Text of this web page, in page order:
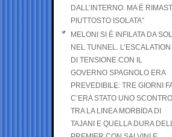
DALL’INTERNO. MA È
PIUTTOSTO ISOLATA”
MELONI SI È INFILATA DA
NEL TUNNEL. L’ESCALATION
DI TENSIONE CON IL
GOVERNO SPAGNOLO ERA
PREVEDIBILE: TRE GIORNI
C’ERA STATO UNO SCONTRO
TRA LA LINEA MORBIDA DI
TAJANI E QUELLA DURA